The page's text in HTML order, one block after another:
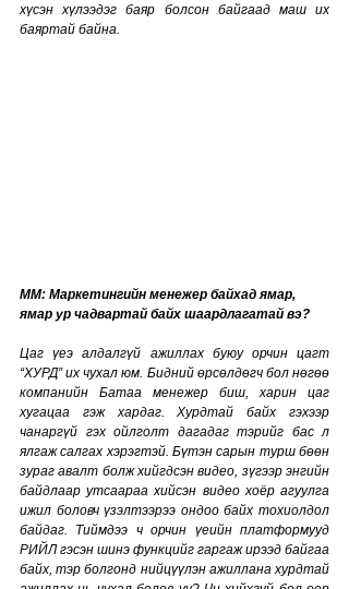
хүсэн хүлээдэг баяр болсон байгаад маш их
баяртай байна.
MM: Маркетингийн менежер байхад ямар,
ямар ур чадвартай байх шаардлагатай вэ?
Цаг үеэ алдалгүй ажиллах буюу орчин цагт
“ХУРД” их чухал юм. Бидний өрсөлдөгч бол нөгөө
компанийн Батаа менежер биш, харин цаг
хугацаа гэж хардаг. Хурдтай байх гэхээр
чанаргүй гэх ойлголт дагадаг тэрийг бас л
ялгаж салгах хэрэгтэй. Бүтэн сарын турш бөөн
зураг авалт болж хийгдсэн видео, зүгээр энгийн
байдлаар утсаараа хийсэн видео хоёр агуулга
ижил боловч үзэлтээрээ ондоо байх тохиолдол
байдаг. Тиймдээ ч орчин үеийн платформууд
РИЙЛ гэсэн шинэ функцийг гаргаж ирээд байгаа
байх, тэр болгонд нийцүүлэн ажиллана хурдтай